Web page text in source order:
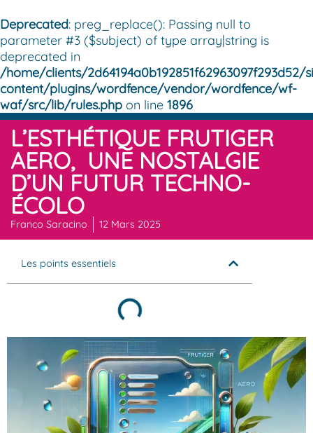
Deprecated: preg_replace(): Passing null to
parameter #3 ($subject) of type array|string is
deprecated in
/home/clients/
content/plugins/wordfence/vendor/wordfence/wf-
waf/src/lib/rules.php on line 1896
L’ESTHÉTIQUE FRUTIGER
AERO, UNE NOSTALGIE
D’UN FUTUR TECHNO-
ÉCOLO
Franco Saracino 12 Mars 2025
Les points essentiels